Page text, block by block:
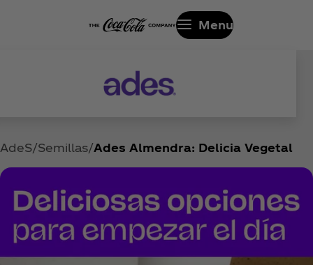
Menu
AdeS Semillas Ades Almendra: Delicia Vegetal